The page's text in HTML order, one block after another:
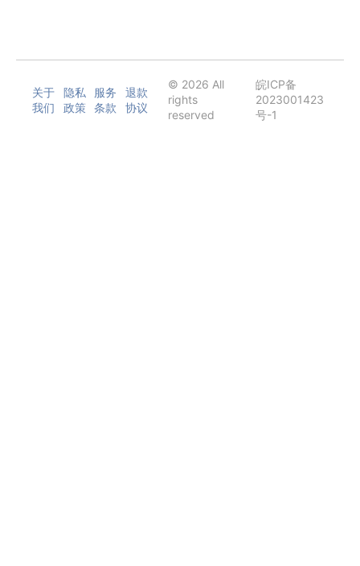
关于
我们
隐私
政策
服务
条款
退款
协议
© 2026 All
rights
reserved
皖ICP备
2023001423
号-1